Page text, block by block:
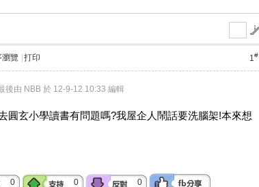
1#
瀏覽 打印
後由 NBB 於 12-9-12 10:33 編輯
圓玄小學讀書有問題嗎?我屋企人鬧話要洗腦架!本來想
0 0 0